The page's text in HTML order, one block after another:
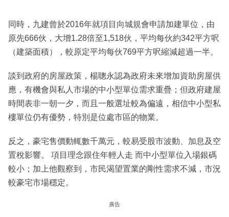
同時，九建曾於2016年就項目向城規會申請加建單位，由
原先666伙，大增1.28倍至1,518伙，平均每伙約342平方呎
（建築面積），較原定平均每伙769平方呎縮減超過一半。
談到政府的房屋政策，楊聰永認為政府未來增加資助房屋供
應，有機會與私人市場的中小型單位需求重疊；但政府建屋
時間表非一朝一夕，而且一般選址較為偏遠，相信中小型私
樓單位仍有優勢，特別是位處市區的物業。
反之，豪宅售價動輒數千萬元，較易受股市波動、加息及空
置稅影響。 項目理念跟住年輕人走 而中小型單位入場銀碼
較小；加上他觀察到，市民渴望置業的剛性需求不減，市況
較豪宅市場穩定。
廣告